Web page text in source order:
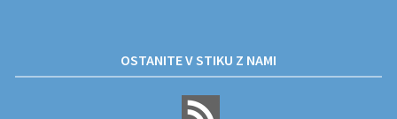
OSTANITE V STIKU Z NAMI